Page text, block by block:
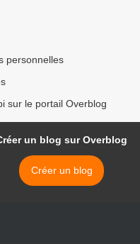
personnelles
sur le portail Overblog
un blog sur Overblog
Créer un blog